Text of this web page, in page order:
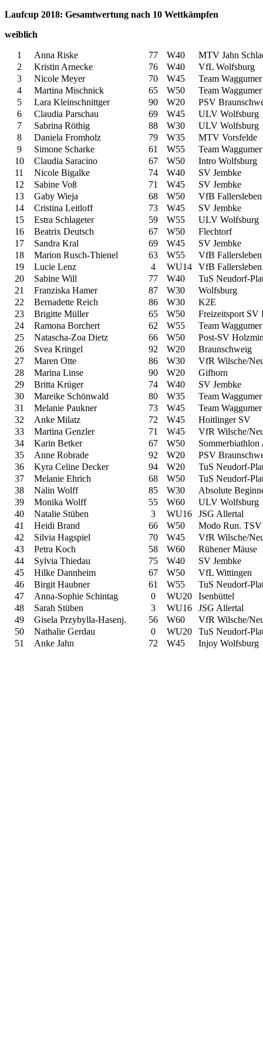
Laufcup 2018: Gesamtwertung nach 10 Wettkämpfen
weiblich
1 Anna Riske 77 W40
MTV Jahn
2
Kristin Arnecke 76 W40
VfL Wolfsburg
3
Nicole Meyer 70 W45
Team
4
Martina Mischnick 65 W50
Team
5
Lara Kleinschnittger 90 W20
PSV
6
Claudia Parschau 69 W45
ULV Wolfsburg
7
Sabrina Röthig 88 W30
ULV Wolfsburg
8
Daniela Fromholz 79 W35
MTV Vorsfelde
9
Simone Scharke 61 W55
Team
10
Claudia Saracino 67 W50
Intro Wolfsburg
11
Nicole Bigalke 74 W40
SV Jembke
12
Sabine Voß 71 W45
SV Jembke
13
Gaby Wieja 68 W50
VfB Fallersleben
14
Cristina Leitloff 73 W45
SV Jembke
15
Estra Schlageter 59 W55
ULV Wolfsburg
16
Beatrix Deutsch 67 W50
Flechtorf
17
Sandra Kral 69 W45
SV Jembke
18
Marion Rusch-Thienel 63 W55
VfB Fallersleben
19
Lucie Lenz 4 WU14
VfB Fallersleben
20
Sabine Will 77 W40
TuS Neudorf-
21
Franziska Hamer 87 W30
Wolfsburg
22
Bernadette Reich 86 W30
K2E
23
Brigitte Müller 65 W50
Freizeitsport SV
24
Ramona Borchert 62 W55
Team
25
Natascha-Zoa Dietz 66 W50
Post-SV
26
Svea Kringel 92 W20
Braunschweig
27
Maren Otte 86 W30
VfR Wilsche/
28
Marina Linse 90 W20
Gifhorn
29
Britta Krüger 74 W40
SV Jembke
30
Mareike Schönwald 80 W35
Team
31
Melanie Paukner 73 W45
Team
32
Anke Milatz 72 W45
Hoitlinger SV
33
Martina Genzler 71 W45
VfR Wilsche/
34
Karin Betker 67 W50
35
Anne Robrade 92 W20
PSV
36
Kyra Celine Decker 94 W20
TuS Neudorf-
37
Melanie Ehrich 68 W50
TuS Neudorf-
38
Nalin Wolff 85 W30
Absolute
39
Monika Wolff 55 W60
ULV Wolfsburg
40
Natalie Stüben 3 WU16
JSG Allertal
41
Heidi Brand 66 W50
Modo Run. TSV
42
Silvia Hagspiel 70 W45
VfR Wilsche/
43
Petra Koch 58 W60
Rühener Mäuse
44
Sylvia Thiedau 75 W40
SV Jembke
45
Hilke Dannheim 67 W50
VfL Wittingen
46
Birgit Haubner 61 W55
TuS Neudorf-
47
Anna-Sophie Schintag 0 WU20
Isenbüttel
48
Sarah Stüben 3 WU16
JSG Allertal
49
Gisela Przybylla-Hasenj. 56 W60
VfR Wilsche/
50
Nathalie Gerdau 0 WU20
TuS Neudorf-
51
Anke Jahn 72 W45 Injoy Wolfsburg